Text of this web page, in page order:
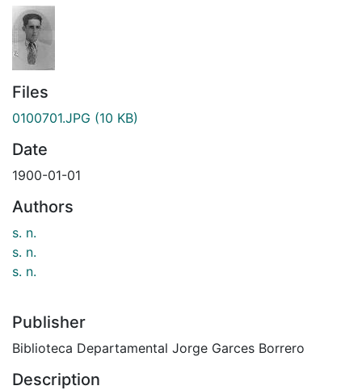
Files
0100701.JPG (10 KB)
Date
1900-01-01
Authors
s. n.
s. n.
s. n.
Publisher
Biblioteca Departamental Jorge Garces Borrero
Description